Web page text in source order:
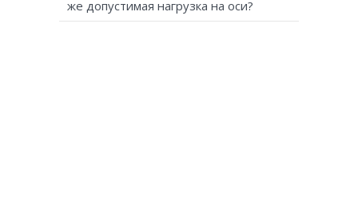
же допустимая нагрузка на оси?